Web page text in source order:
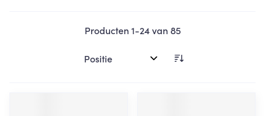
Producten1-24van85
Sorteer op: